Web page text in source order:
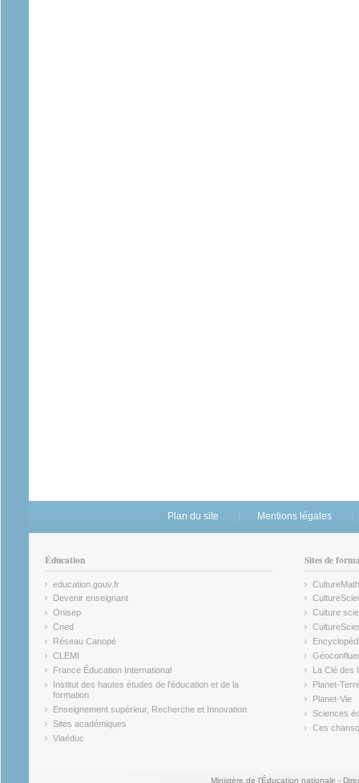
Plan du site Mentions légales
Éducation
education.gouv.fr
(link is external)
Devenir enseignant
(link is external)
Onisep
(link is external)
Cned
(link is external)
Réseau Canopé
(link is external)
CLEMI
(link is external)
France Éducation International
(link is external)
Institut des hautes études de l'éducation et de la
formation
(link is external)
Enseignement supérieur, Recherche et Innovation
(link is external)
Sites académiques
(link is external)
Viaéduc
Sites de
CultureMath
(link is
(link is
Culture
(link is
(link is
(link is
La Clé des
(link is
Planet-
(link is
Planet-Vie
(link is
Sciences
(link is
Ces
Ministère de l'Éducation nationale -